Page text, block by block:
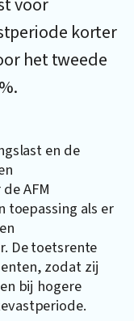
korter
het tweede
en de
AFM
toepassing als er
De toetsrente
zodat zij
bij hogere